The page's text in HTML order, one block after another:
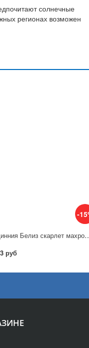
солнечные
регионах возможен
-
Семена Цинния
руб